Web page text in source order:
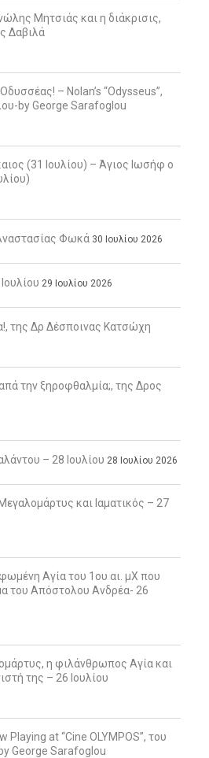
Μητσιάς και η διάκρισις,
Δαβιλά
– Nolan’s “Odysseus”,
by George Sarafoglou
(31 Ιουλίου) – Άγιος Ιωσήφ ο
Φωκά 30 Ιουλίου 2026
29 Ιουλίου 2026
της Δρ Δέσποινας Κατσώχη
την ξηροφθαλμία;, της Δρος
– 28 Ιουλίου 28 Ιουλίου 2026
και Ιαματικός – 27
Αγία του 1ου αι. μΧ που
του Απόστολου Ανδρέα- 26
η φιλάνθρωπος Αγία και
της – 26 Ιουλίου
at “Cine OLYMPOS”, του
George Sarafoglou